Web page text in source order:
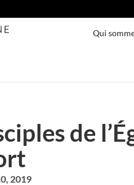
Qui
de
2019